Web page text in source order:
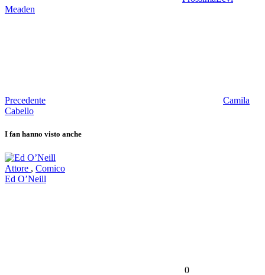
Meaden
Precedente
Camila
Cabello
I fan hanno visto anche
Attore , Comico
Ed O’Neill
0